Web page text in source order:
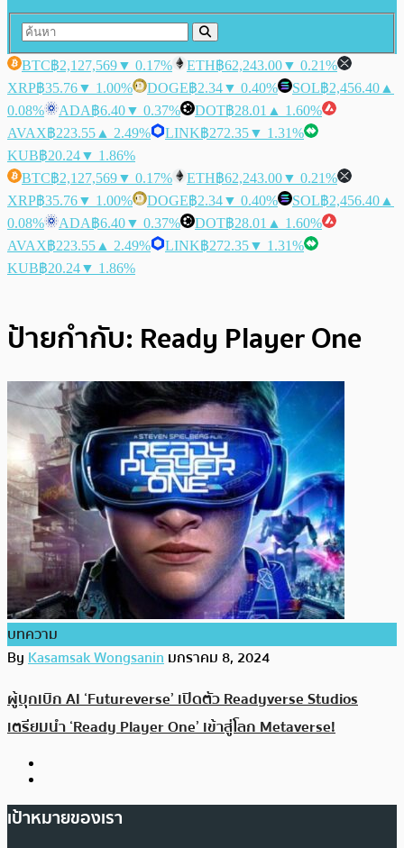
BTC฿2,127,569▼ 0.17% ETH฿62,243.00▼ 0.21%
XRP฿35.76▼ 1.00% DOGE฿2.34▼ 0.40% SOL฿2,456.40 ▲
0.08%
ADA฿6.40▼ 0.37% DOT฿28.01 ▲ 1.60%
AVAX฿223.55 ▲ 2.49% LINK฿272.35▼ 1.31%
KUB฿20.24▼ 1.86%
BTC฿2,127,569▼ 0.17% ETH฿62,243.00▼ 0.21%
XRP฿35.76▼ 1.00% DOGE฿2.34▼ 0.40% SOL฿2,456.40 ▲
0.08%
ADA฿6.40▼ 0.37% DOT฿28.01 ▲ 1.60%
AVAX฿223.55 ▲ 2.49% LINK฿272.35▼ 1.31%
KUB฿20.24▼ 1.86%
ป้ายกำกับ: Ready Player One
บทความ
ByKasamsak Wongsaninมกราคม 8, 2024
ผู้บุกเบิก AI ‘Futureverse’ เปิดตัว Readyverse Studios
เตรียมนำ ‘Ready Player One’ เข้าสู่โลก Metaverse!
เป้าหมายของเรา